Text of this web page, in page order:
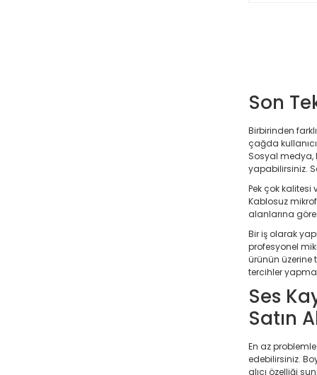
Son
Birbirinden
çağda
Sosyal medya,
yapabilirsiniz.
Pek çok
Kablosuz
alanlarına
Bir iş olarak
profesyonel
ürünün üzerine
tercihler
Ses
Satın
En az
edebilirsiniz.
alıcı özelliği